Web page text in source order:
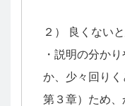
２） 良くない
・説明の分か
か、少々回り
第３章）ため